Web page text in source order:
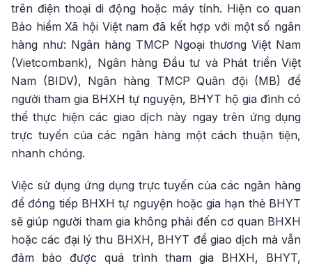
trên điện thoại di động hoặc máy tính. Hiện co quan
Bảo hiểm Xã hội Việt nam đã kết hợp với một số ngân
hàng như: Ngân hàng TMCP Ngoại thương Việt Nam
(Vietcombank), Ngân hàng Đầu tư và Phát triển Việt
Nam (BIDV), Ngân hàng TMCP Quân đội (MB) để
người tham gia BHXH tự nguyện, BHYT hộ gia đình có
thể thực hiện các giao dịch này ngay trên ứng dụng
trực tuyến của các ngân hàng một cách thuận tiện,
nhanh chóng.
Việc sử dụng ứng dụng trực tuyến của các ngân hàng
để đóng tiếp BHXH tự nguyện hoặc gia hạn thẻ BHYT
sẽ giúp người tham gia không phải đến cơ quan BHXH
hoặc các đại lý thu BHXH, BHYT để giao dịch mà vẫn
đảm bảo được quá trình tham gia BHXH, BHYT,